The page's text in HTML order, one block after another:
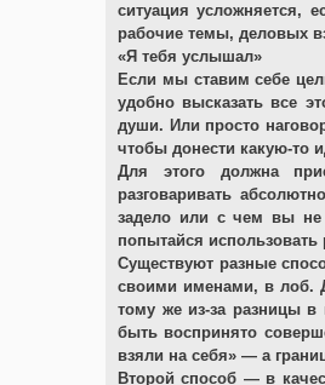
ситуация усложняется,
рабочие темы, деловых
«Я тебя услышал»
Если мы ставим себе
удобно высказать все
души. Или просто
чтобы донести какую-то
Для этого должна
разговаривать
задело или с чем вы не
попытайся использовать
Существуют разные
своими именами, в лоб.
тому же из-за разницы
быть воспринято
взяли на себя» — а
Второй способ — в